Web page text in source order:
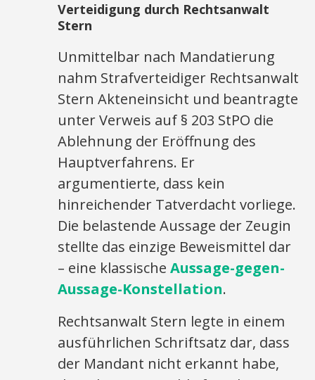
Verteidigung durch Rechtsanwalt
Stern
Unmittelbar nach Mandatierung
nahm Strafverteidiger Rechtsanwalt
Stern Akteneinsicht und beantragte
unter Verweis auf § 203 StPO die
Ablehnung der Eröffnung des
Hauptverfahrens. Er
argumentierte, dass kein
hinreichender Tatverdacht vorliege.
Die belastende Aussage der Zeugin
stellte das einzige Beweismittel dar
– eine klassischeAussage-gegen-
Aussage-Konstellation.
Rechtsanwalt Stern legte in einem
ausführlichen Schriftsatz dar, dass
der Mandant nicht erkannt habe,